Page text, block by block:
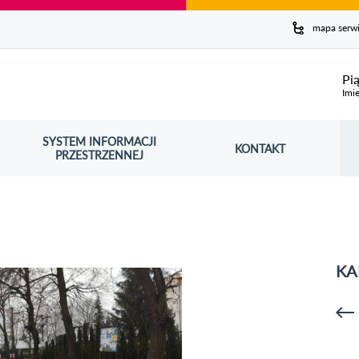
mapa
SYSTEM INFORMACJI
PRZESTRZENNEJ
OTWORZY SIĘ W NOWYM OKNIE KONTAKT